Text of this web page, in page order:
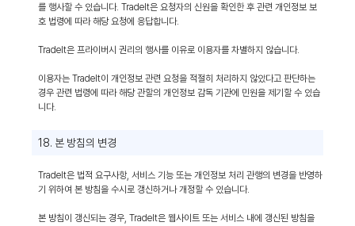
를 행사할 수 있습니다. TradeIt은 요청자의 신원을 확인한 후 관련 개인정보 보
호 법령에 따라 해당 요청에 응답합니다.
TradeIt은 프라이버시 권리의 행사를 이유로 이용자를 차별하지 않습니다.
이용자는 TradeIt이 개인정보 관련 요청을 적절히 처리하지 않았다고 판단하는
경우 관련 법령에 따라 해당 관할의 개인정보 감독 기관에 민원을 제기할 수 있습
니다.
18. 본 방침의 변경
TradeIt은 법적 요구사항, 서비스 기능 또는 개인정보 처리 관행의 변경을 반영하
기 위하여 본 방침을 수시로 갱신하거나 개정할 수 있습니다.
본 방침이 갱신되는 경우, TradeIt은 웹사이트 또는 서비스 내에 갱신된 방침을